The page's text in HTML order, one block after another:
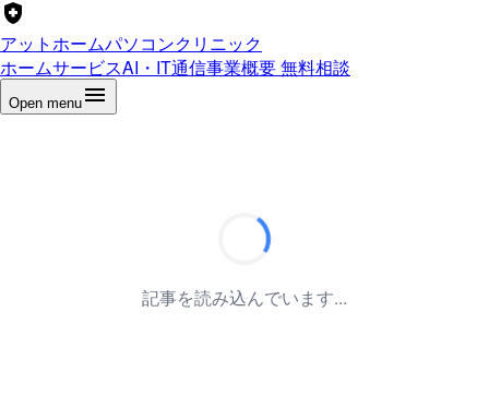
アットホームパソコンクリニック
ホームサービスAI・IT通信事業概要無料相談
Open menu
記事を読み込んでいます...